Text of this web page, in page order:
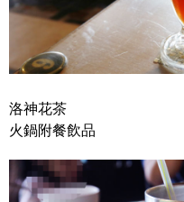
洛神花茶
火鍋附餐飲品